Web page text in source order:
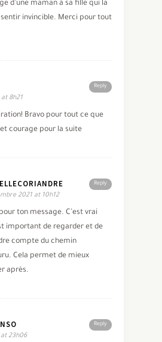
d’une maman à sa fille qui la
invincible. Merci pour tout
Reply
8h21
Bravo pour tout ce que
courage pour la suite
Reply
2021 at 10h12
ton message. C’est vrai
important de regarder et de
compte du chemin
Cela permet de mieux
après.
Reply
at 23h06